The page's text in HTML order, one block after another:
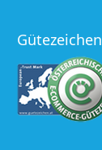
Gütezeichen